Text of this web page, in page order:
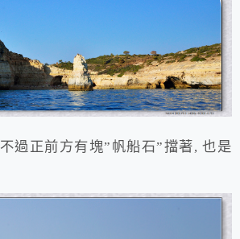
過正前方有塊”帆船石”擋著, 也是